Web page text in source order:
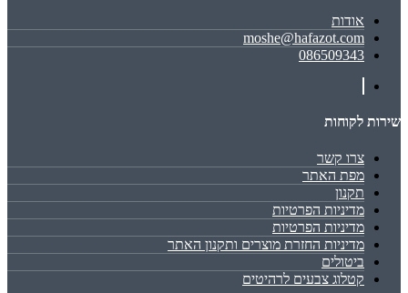
אודות
moshe@hafazot.com
086509343
שירות לקוחות
צרו קשר
מפת האתר
תקנון
מדיניות הפרטיות
מדיניות הפרטיות
מדיניות החזרת מוצרים ותקנון האתר
ביטולים
קטלוג צבעים לרהיטים